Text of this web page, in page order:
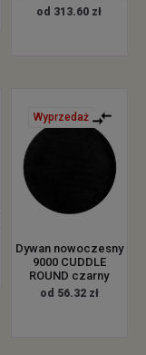
od 313.60 zł
Wyprzedaż
Dywan nowoczesny
9000 CUDDLE
ROUND czarny
od 56.32 zł